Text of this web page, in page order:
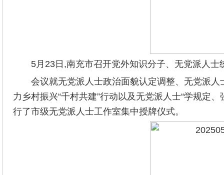
5月23日,南充市召开党外知识分子、无党派人
会议就无党派人士政治面貌认定调整、无党派人
力乡村振兴“千村共建”行动以及无党派人士“学规定
行了市级无党派人士工作室集中授牌仪式。